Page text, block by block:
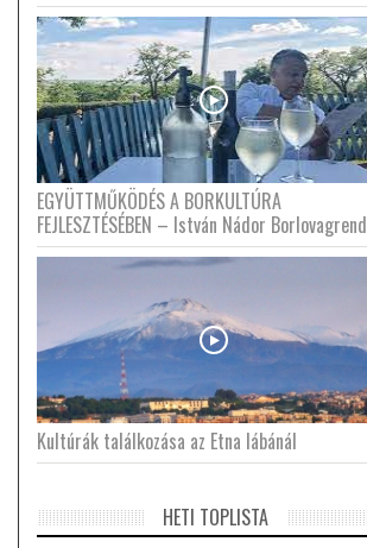
EGYÜTTMŰKÖDÉS A BORKULTÚRA
FEJLESZTÉSÉBEN – István Nádor Borlovagrend
Kultúrák találkozása az Etna lábánál
HETI TOPLISTA